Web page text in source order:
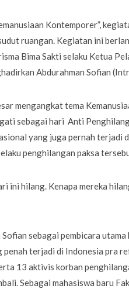
Kontemporer”,
ruangan. Kegiatan ini
Bima Sakti selaku Ketua
Abdurahman Sofian
mengangkat tema
sebagai hari Anti
yang juga pernah terjadi
penghilangan paksa
ini hilang. Kenapa mereka
sebagai pembicara
penah terjadi di Indonesia pra
13 aktivis korban
Sebagai mahasiswa baru